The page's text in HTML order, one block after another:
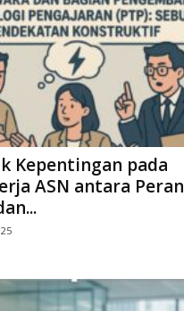
Kepentingan pada
ASN antara Peran